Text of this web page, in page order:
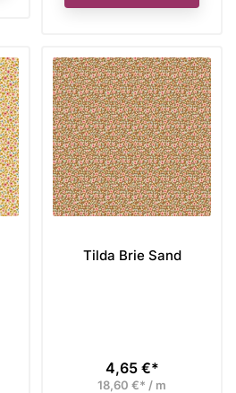
Tilda Brie Sand
Preis
4,65 €*
18,60 €* / m